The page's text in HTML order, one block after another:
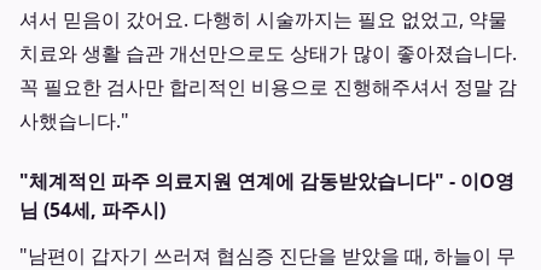
셔서 믿음이 갔어요. 다행히 시술까지는 필요 없었고, 약물
치료와 생활 습관 개선만으로도 상태가 많이 좋아졌습니다.
꼭 필요한 검사만 합리적인 비용으로 진행해주셔서 정말 감
사했습니다."
"체계적인 파주 의료지원 연계에 감동받았습니다" - 이O영
님 (54세, 파주시)
"남편이 갑자기 쓰러져 협심증 진단을 받았을 때, 하늘이 무